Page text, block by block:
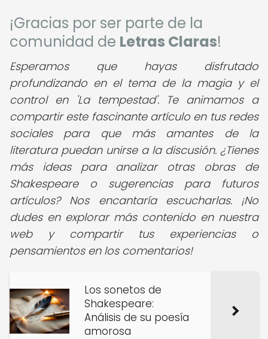
¡Gracias por ser parte de la
comunidad de Letras Claras!
Esperamos que hayas disfrutado
profundizando en el tema de la magia y el
control en 'La tempestad'. Te animamos a
compartir este fascinante artículo en tus redes
sociales para que más amantes de la
literatura puedan unirse a la discusión. ¿Tienes
más ideas para analizar otras obras de
Shakespeare o sugerencias para futuros
artículos? Nos encantaría escucharlas. ¡No
dudes en explorar más contenido en nuestra
web y compartir tus experiencias o
pensamientos en los comentarios!
Los sonetos de
Shakespeare:
Análisis de su poesía
amorosa